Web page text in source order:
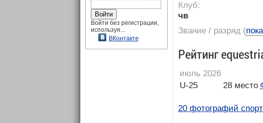
Войти без регистрации,
используя...
ВКонтакте
Клуб:
чв
Звание / разряд(
Рейтинг
июль 2026
U-25
28 место
20 фотографий